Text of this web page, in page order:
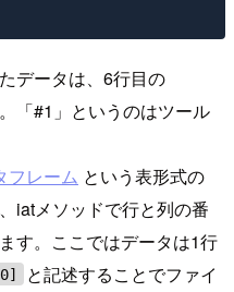
データは、6行目の
「#1」というのはツール
フレーム という表形式の
iatメソッドで行と列の番
す。ここではデータは1行
と記述することでファイ